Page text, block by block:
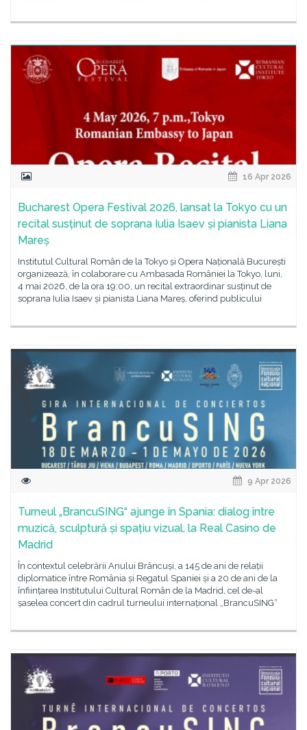
16 Apr 2026
Bucharest Opera Festival 2026, lansat la Tokyo cu un
recital susținut de soprana Iulia Isaev și pianista Liana
Mareș
Institutul Cultural Român de la Tokyo și Opera Națională București
organizează, în colaborare cu Ambasada României la Tokyo, luni,
4 mai 2026, de la ora 19:00, un recital extraordinar susținut de
soprana Iulia Isaev și pianista Liana Mareș, oferind publicului
9 Apr 2026
Turneul „BrancuSING“ ajunge în Spania: dialog între
muzică, sculptură și spațiu vizual, la Real Casino de
Madrid
În contextul celebrării Anului Brâncuși, a 145 de ani de relații
diplomatice între România și Regatul Spaniei și a 20 de ani de la
înființarea Institutului Cultural Român de la Madrid, cel de-al
șaselea concert din cadrul turneului internațional „BrancuSING“